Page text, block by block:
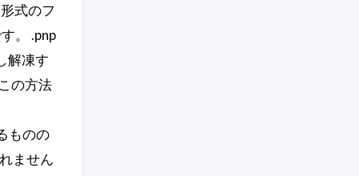
式のフ
。 .pnp
解凍す
の方法
ものの
ません